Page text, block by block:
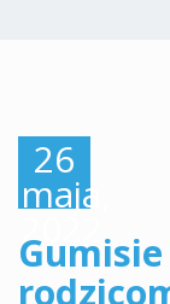
26
maja,
2022